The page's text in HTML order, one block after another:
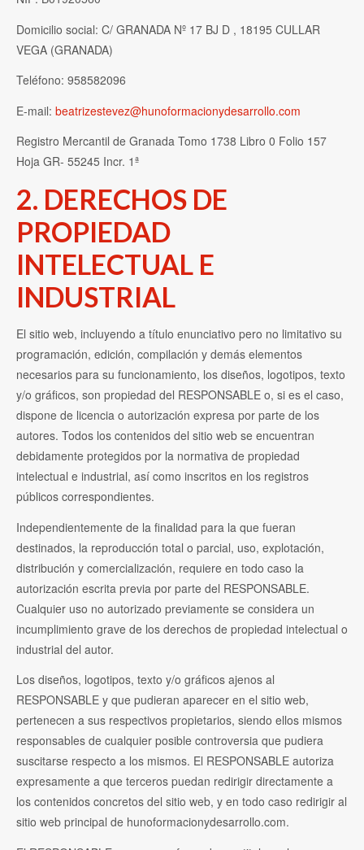
Domicilio social: C/ GRANADA Nº 17 BJ D , 18195 CULLAR
VEGA (GRANADA)
Teléfono: 958582096
E-mail: beatrizestevez@hunoformacionydesarrollo.com
Registro Mercantil de Granada Tomo 1738 Libro 0 Folio 157
Hoja GR- 55245 Incr. 1ª
2. DERECHOS DE
PROPIEDAD
INTELECTUAL E
INDUSTRIAL
El sitio web, incluyendo a título enunciativo pero no limitativo su
programación, edición, compilación y demás elementos
necesarios para su funcionamiento, los diseños, logotipos, texto
y/o gráficos, son propiedad del RESPONSABLE o, si es el caso,
dispone de licencia o autorización expresa por parte de los
autores. Todos los contenidos del sitio web se encuentran
debidamente protegidos por la normativa de propiedad
intelectual e industrial, así como inscritos en los registros
públicos correspondientes.
Independientemente de la finalidad para la que fueran
destinados, la reproducción total o parcial, uso, explotación,
distribución y comercialización, requiere en todo caso la
autorización escrita previa por parte del RESPONSABLE.
Cualquier uso no autorizado previamente se considera un
incumplimiento grave de los derechos de propiedad intelectual o
industrial del autor.
Los diseños, logotipos, texto y/o gráficos ajenos al
RESPONSABLE y que pudieran aparecer en el sitio web,
pertenecen a sus respectivos propietarios, siendo ellos mismos
responsables de cualquier posible controversia que pudiera
suscitarse respecto a los mismos. El RESPONSABLE autoriza
expresamente a que terceros puedan redirigir directamente a
los contenidos concretos del sitio web, y en todo caso redirigir al
sitio web principal de hunoformacionydesarrollo.com.